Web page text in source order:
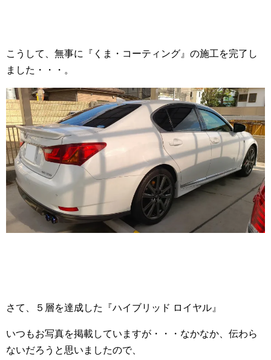
こうして、無事に『くま・コーティング』の施工を完了し
ました・・・。
さて、５層を達成した『ハイブリッド ロイヤル』
いつもお写真を掲載していますが・・・なかなか、伝わら
ないだろうと思いましたので、